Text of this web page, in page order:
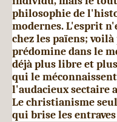
philosophie de
modernes. L'esprit
chez les païens;
prédomine dans le
déjà plus libre et
qui le
l'audacieux sectaire
Le christianisme
qui brise les